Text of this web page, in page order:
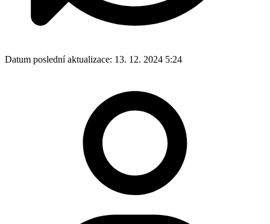
Datum poslední aktualizace: 13. 12. 2024 5:24